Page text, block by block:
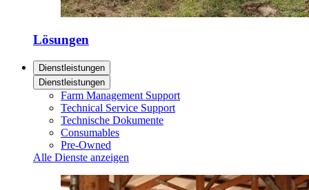
Lösungen
Dienstleistungen
Dienstleistungen
Farm Management Support
Technical Service Support
Technische Dokumente
Consumables
Pre-Owned
Alle Dienste anzeigen